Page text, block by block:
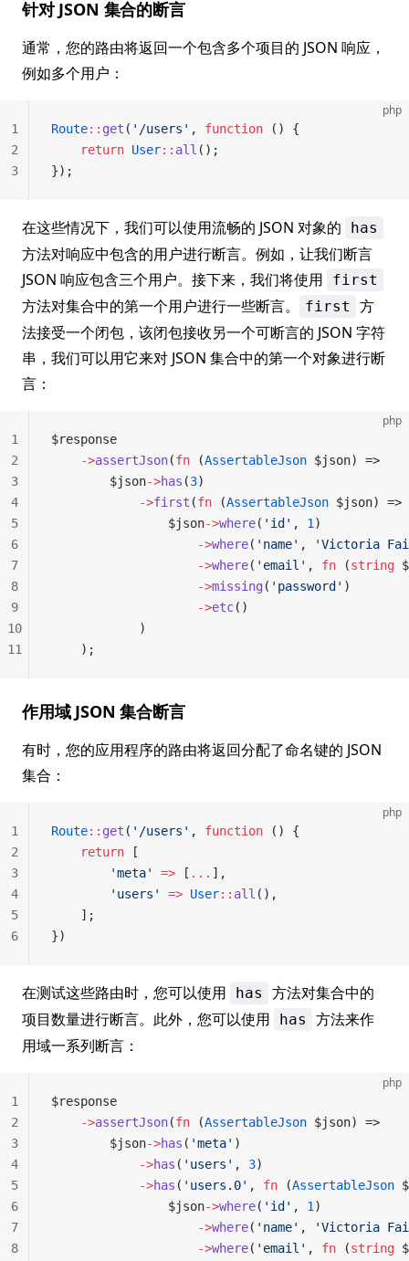
针对 JSON 集合的断言
通常，您的路由将返回一个包含多个项目的 JSON 响应，
例如多个用户：
php
Route:: get ( '/users' , function () {
    return
User:: all ();
});
1
2
3
在这些情况下，我们可以使用流畅的 JSON 对象的 has
方法对响应中包含的用户进行断言。例如，让我们断言
JSON 响应包含三个用户。接下来，我们将使用
first
方法对集合中的第一个用户进行一些断言。 first
方
法接受一个闭包，该闭包接收另一个可断言的 JSON 字符
串，我们可以用它来对 JSON 集合中的第一个对象进行断
言：
php
$response
    ->
assertJson(fn (AssertableJson $json) =>
        $json
->has (3)
            ->
first (fn (AssertableJson $json) =>
                $json
->where( 'id' , 1 )
                    ->
where( 'name' ,
'Victoria
                    ->
where( 'email' , fn (string
                    ->
missing ( 'password' )
                    ->
etc()
            )
    );
1
2
3
4
5
6
7
8
9
10
11
作用域 JSON 集合断言
有时，您的应用程序的路由将返回分配了命名键的 JSON
集合：
php
Route:: get ( '/users' , function () {
    return
[
        'meta'
=> [ ... ],
        'users'
=> User:: all (),
    ];
})
1
2
3
4
5
6
在测试这些路由时，您可以使用 has
方法对集合中的
项目数量进行断言。此外，您可以使用
has
方法来作
用域一系列断言：
php
$response
    ->
assertJson(fn (AssertableJson $json) =>
        $json
->has ( 'meta' )
            ->
has ( 'users' , 3)
            ->
has ( 'users.0' , fn (AssertableJson
                $json
->where( 'id' , 1 )
                    ->
where( 'name' ,
'Victoria
                    ->
where( 'email' , fn (string
1
2
3
4
5
6
7
8